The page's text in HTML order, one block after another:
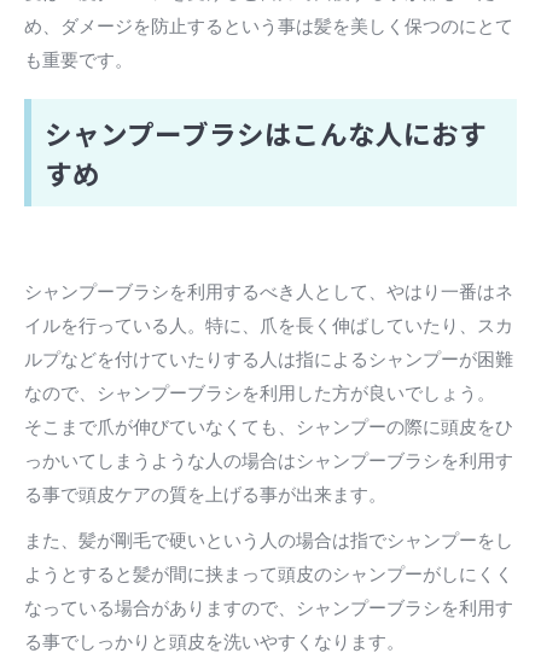
め、ダメージを防止するという事は髪を美しく保つのにとて
も重要です。
シャンプーブラシはこんな人におす
すめ
シャンプーブラシを利用するべき人として、やはり一番はネ
イルを行っている人。特に、爪を長く伸ばしていたり、スカ
ルプなどを付けていたりする人は指によるシャンプーが困難
なので、シャンプーブラシを利用した方が良いでしょう。
そこまで爪が伸びていなくても、シャンプーの際に頭皮をひ
っかいてしまうような人の場合はシャンプーブラシを利用す
る事で頭皮ケアの質を上げる事が出来ます。
また、髪が剛毛で硬いという人の場合は指でシャンプーをし
ようとすると髪が間に挟まって頭皮のシャンプーがしにくく
なっている場合がありますので、シャンプーブラシを利用す
る事でしっかりと頭皮を洗いやすくなります。